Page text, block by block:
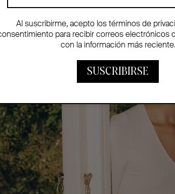
Al suscribirme, acepto los términos de
para recibir correos electrónicos
con la información más reciente.
SUSCRIBIRSE